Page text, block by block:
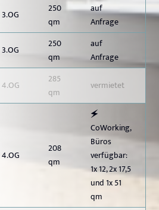
3.OG
250
qm
auf
Anfrage
3.OG
250
qm
auf
Anfrage
4.OG
285
qm
vermietet
4.OG
208
qm
🗲
CoWorking,
Büros
verfügbar:
1x 12, 2x 17,5
und 1x 51
qm